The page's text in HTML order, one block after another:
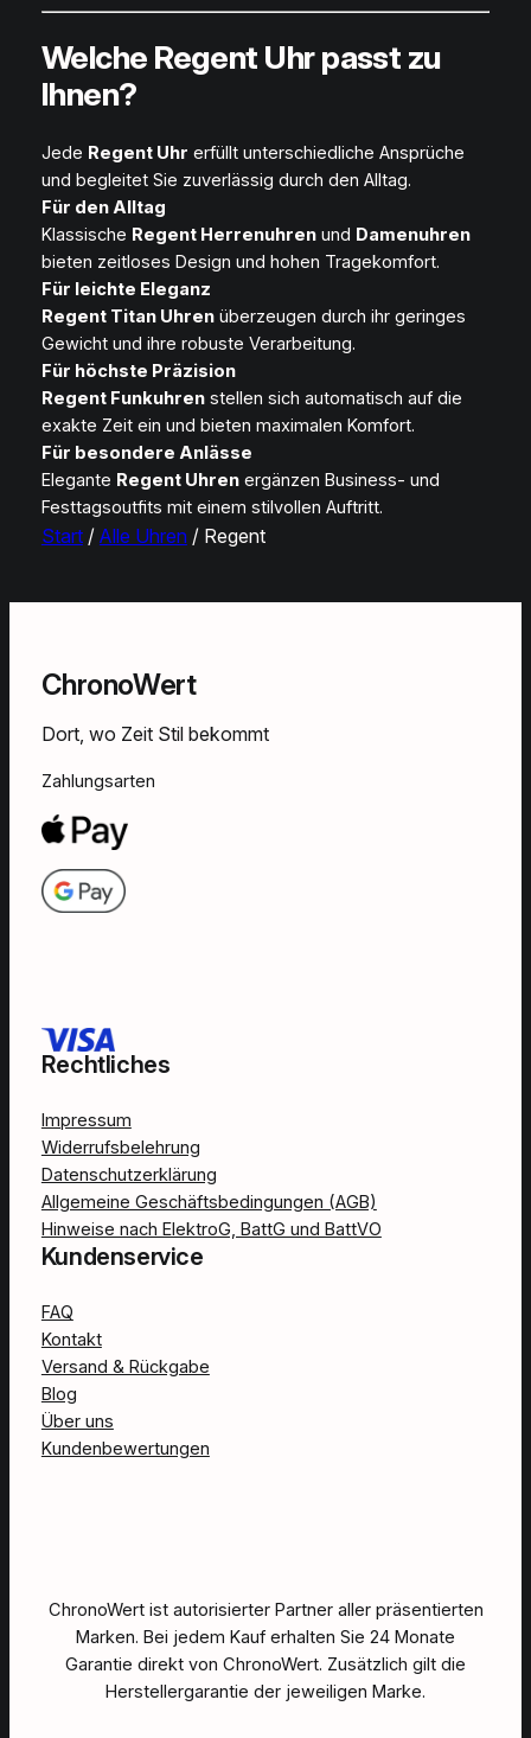
Welche Regent Uhr passt zu
Ihnen?
Jede Regent Uhr erfüllt unterschiedliche Ansprüche
und begleitet Sie zuverlässig durch den Alltag.
Für den Alltag
Klassische Regent Herrenuhrenund Damenuhren
bieten zeitloses Design und hohen Tragekomfort.
Für leichte Eleganz
Regent Titan Uhrenüberzeugen durch ihr geringes
Gewicht und ihre robuste Verarbeitung.
Für höchste Präzision
Regent Funkuhrenstellen sich automatisch auf die
exakte Zeit ein und bieten maximalen Komfort.
Für besondere Anlässe
Elegante Regent Uhrenergänzen Business- und
Festtagsoutfits mit einem stilvollen Auftritt.
Start/ Alle Uhren / Regent
ChronoWert
Dort, wo Zeit Stil bekommt
Zahlungsarten
Rechtliches
Impressum
Widerrufsbelehrung
Datenschutzerklärung
Allgemeine Geschäftsbedingungen (AGB)
Hinweise nach ElektroG, BattG und BattVO
Kundenservice
FAQ
Kontakt
Versand & Rückgabe
Blog
Über uns
Kundenbewertungen
ChronoWert ist autorisierter Partner aller präsentierten
Marken. Bei jedem Kauf erhalten Sie 24 Monate
Garantie direkt von ChronoWert. Zusätzlich gilt die
Herstellergarantie der jeweiligen Marke.